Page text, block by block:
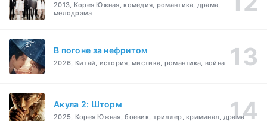
2013, Корея Южная, комедия, романтика, драма,
мелодрама
В погоне за нефритом
2026, Китай, история, мистика, романтика, война
Акула 2: Шторм
2025, Корея Южная, боевик, триллер, криминал, драма